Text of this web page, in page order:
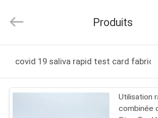
PRODUITS
Guangzhou
Decheng
All
Produits
covid 19 saliva rapid test card
Utilisation
combinée